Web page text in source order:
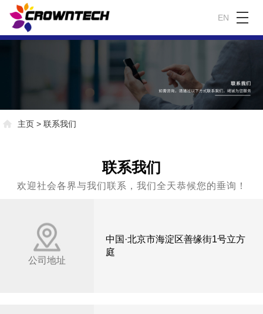
EN
主页 > 联系我们
联系我们
欢迎社会各界与我们联系，我们全天恭候您的垂询！
公司地址
中国·北京市海淀区善缘街1号立方
庭